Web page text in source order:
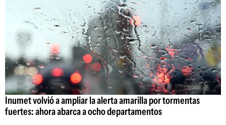
Inumet volvió a ampliar la alerta amarilla por tormentas
fuertes: ahora abarca a ocho departamentos